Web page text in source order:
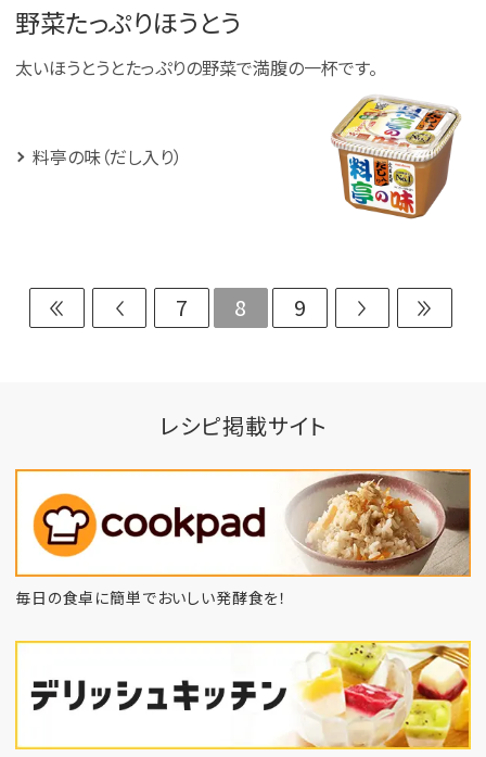
野菜たっぷりほうとう
太いほうとうとたっぷりの野菜で満腹の一杯です。
料亭の味（だし入り）
7 8 9
レシピ掲載サイト
毎日の食卓に簡単でおいしい発酵食を！